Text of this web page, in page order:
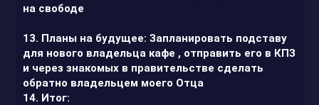
на свободе
13. Планы на будущее: Запланировать подставу
для нового владельца кафе , отправить его в КПЗ
и через знакомых в правительстве сделать
обратно владельцем моего Отца
14. Итог: